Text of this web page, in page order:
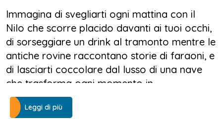
Immagina di svegliarti ogni mattina con il
Nilo che scorre placido davanti ai tuoi occhi,
di sorseggiare un drink al tramonto mentre le
antiche rovine raccontano storie di faraoni, e
di lasciarti coccolare dal lusso di una nave
che trasforma ogni momento in
un’esperienza indimenticabile. A bordo di Le
Fayan, la tua
Leggi di più